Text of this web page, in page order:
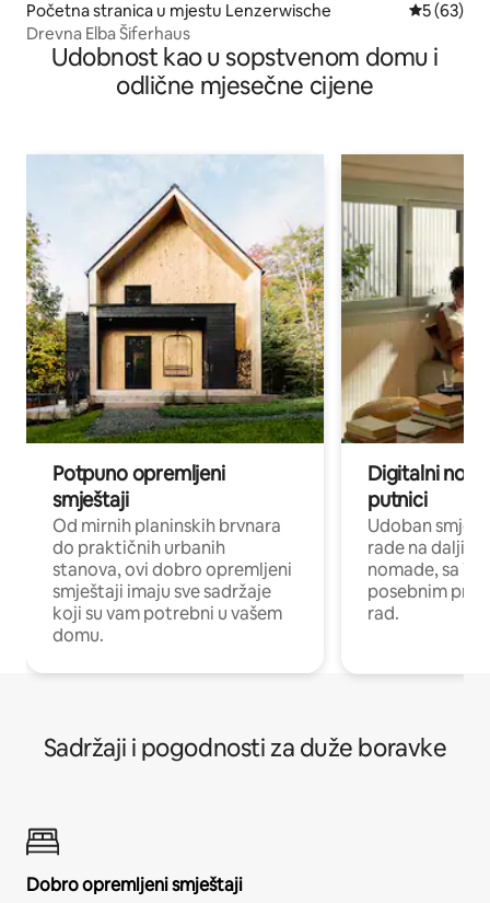
Početna stranica u mjestu Lenzerwische prosječna
5 (63)
Drevna Elba Šiferhaus
Udobnost kao u sopstvenom domu i
odlične mjesečne cijene
Potpuno opremljeni
smještaji
Od mirnih planinskih brvnara
do praktičnih urbanih
stanova, ovi dobro opremljeni
smještaji imaju sve sadržaje
koji su vam potrebni u vašem
domu.
Digitalni
putnici
Udoban
rade na
nomade, sa
posebnim
rad.
Sadržaji i pogodnosti za duže boravke
Dobro opremljeni smještaji